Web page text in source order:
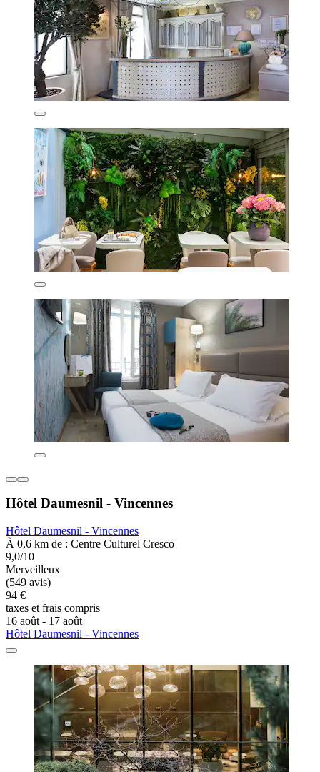
Hôtel Daumesnil - Vincennes
Hôtel Daumesnil - Vincennes
À 0,6 km de : Centre Culturel Cresco
9,0/10
Merveilleux
(549 avis)
94 €
taxes et frais compris
16 août - 17 août
Hôtel Daumesnil - Vincennes